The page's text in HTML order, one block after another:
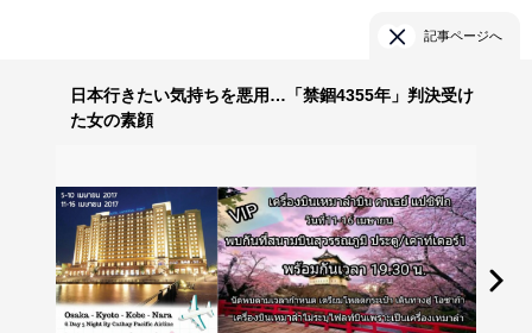
記事ページへ
日本行きたい気持ちを悪用…「禁錮4355年」判決受け
た女の素顔